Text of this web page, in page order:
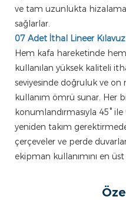
ve tam uzunlukta
sağlarlar.
07 Adet İthal Lineer Kılavuz
Hem kafa hareketinde hem
kullanılan yüksek kaliteli
seviyesinde doğruluk ve
kullanım ömrü sunar. Her
konumlandırmasıyla 45°
yeniden takım
çerçeveler ve perde
ekipman kullanımını en üst